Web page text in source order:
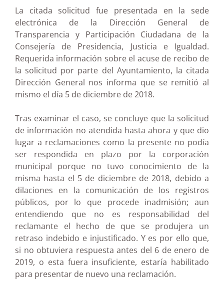
La citada solicitud fue presentada en la sede
electrónica de la Dirección General de
Transparencia y Participación Ciudadana de la
Consejería de Presidencia, Justicia e Igualdad.
Requerida información sobre el acuse de recibo de
la solicitud por parte del Ayuntamiento, la citada
Dirección General nos informa que se remitió al
mismo el día 5 de diciembre de 2018.
Tras examinar el caso, se concluye que la solicitud
de información no atendida hasta ahora y que dio
lugar a reclamaciones como la presente no podía
ser respondida en plazo por la corporación
municipal porque no tuvo conocimiento de la
misma hasta el 5 de diciembre de 2018, debido a
dilaciones en la comunicación de los registros
públicos, por lo que procede inadmisión; aun
entendiendo que no es responsabilidad del
reclamante el hecho de que se produjera un
retraso indebido e injustificado. Y es por ello que,
si no obtuviera respuesta antes del 6 de enero de
2019, o esta fuera insuficiente, estaría habilitado
para presentar de nuevo una reclamación.